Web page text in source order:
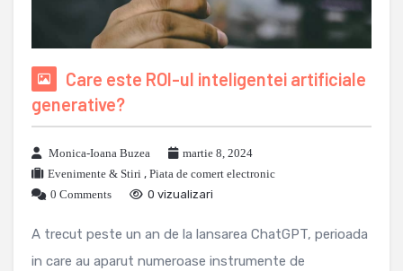
Care este ROI-ul inteligentei artificiale
generative?
Monica-Ioana Buzea
martie 8, 2024
Evenimente & Stiri , Piata de comert electronic
0 Comments
0 vizualizari
A trecut peste un an de la lansarea ChatGPT, perioada
in care au aparut numeroase instrumente de